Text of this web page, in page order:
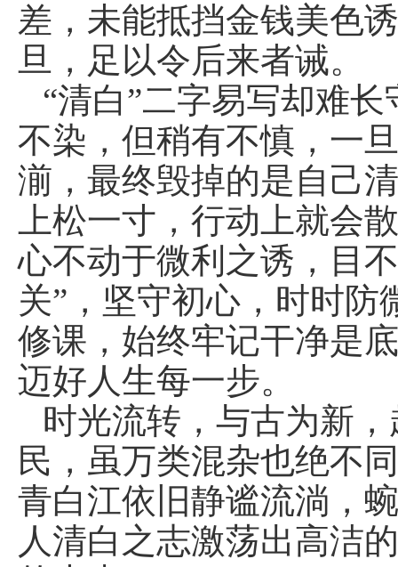
差，未能抵挡金钱美色
旦，足以令后来者诫。
“清白”二字易写却难
不染，但稍有不慎，一
湔，最终毁掉的是自己
上松一寸，行动上就会
心不动于微利之诱，目
关”，坚守初心，时时
修课，始终牢记干净是
迈好人生每一步。
时光流转，与古为新
民，虽万类混杂也绝不
青白江依旧静谧流淌，
人清白之志激荡出高洁